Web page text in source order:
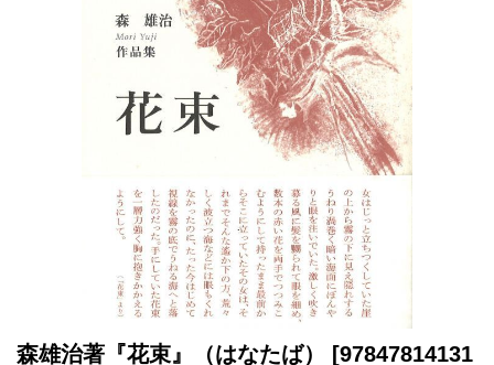
森雄治著『花束』（はなたば） [97847814131